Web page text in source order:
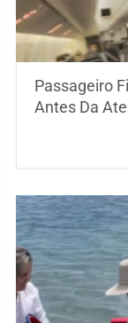
Passageiro
Antes Da